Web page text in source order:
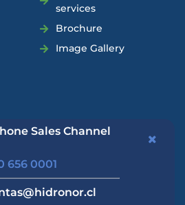
Sales Channel
656 0001
services
Brochure
Image Gallery